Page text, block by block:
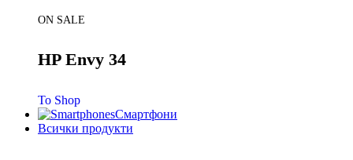
ON SALE
HP Envy 34
To Shop
Смартфони
Всички продукти